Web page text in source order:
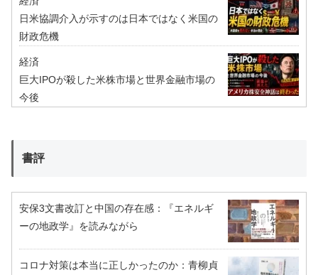
日米協調介入が示すのは日本ではなく米国の
財政危機
経済
巨大IPOが殺した米株市場と世界金融市場の
今後
書評
安保3文書改訂と中国の存在感：『エネルギ
ーの地政学』を読みながら
コロナ対策は本当に正しかったのか：青柳貞